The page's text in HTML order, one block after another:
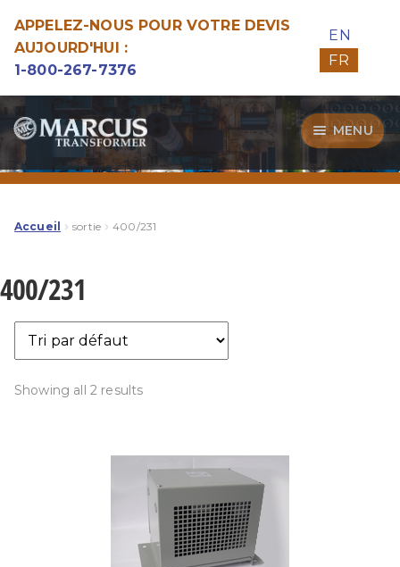
APPELEZ-NOUS POUR VOTRE DEVIS
AUJOURD'HUI :
1-800-267-7376
EN
FR
Aller
à
la
navigation
Aller
au
contenu
MENU
Transformateurs
Accueil sortie 400/231
400/231
Showing all 2 results